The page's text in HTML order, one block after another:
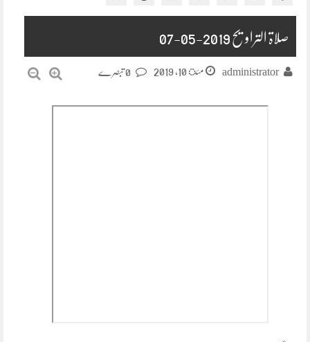
صلاۃ التراویح 2019-05-07
administrator مئ 10, 2019